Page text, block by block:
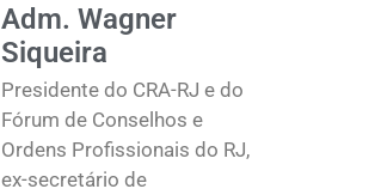
Adm. Wagner
Siqueira
Presidente do CRA-RJ e do
Fórum de Conselhos e
Ordens Profissionais do RJ,
ex-secretário de